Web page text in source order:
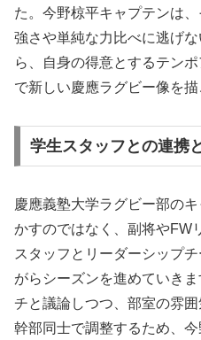
た。今野椋平キャプテンは
強さや単純な力比べに逃げ
ら、自身の得意とするテン
で新しい慶應ラグビー像を描
学生スタッフとの連携
慶應義塾大学ラグビー部の
かすのではなく、副将やFW
スタッフとリーダーシップ
がらシーズンを進めていき
チと議論しつつ、部室の雰
幹部同士で調整するため、